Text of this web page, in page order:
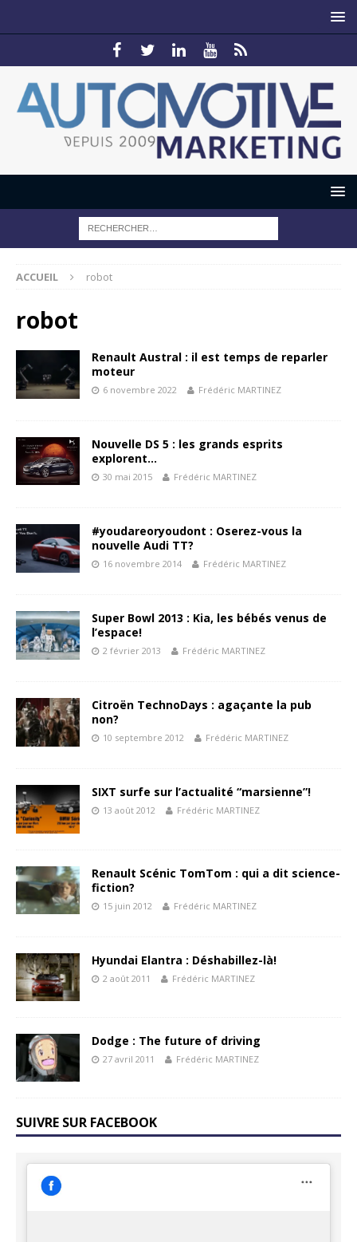
ACCUEIL robot
robot
Renault Austral : il est temps de reparler
moteur
6 novembre 2022 Frédéric MARTINEZ
Nouvelle DS 5 : les grands esprits
explorent…
30 mai 2015 Frédéric MARTINEZ
#youdareoryoudont : Oserez-vous la
nouvelle Audi TT?
16 novembre 2014 Frédéric MARTINEZ
Super Bowl 2013 : Kia, les bébés venus de
l’espace!
2 février 2013 Frédéric MARTINEZ
Citroën TechnoDays : agaçante la pub
non?
10 septembre 2012 Frédéric MARTINEZ
SIXT surfe sur l’actualité “marsienne”!
13 août 2012 Frédéric MARTINEZ
Renault Scénic TomTom : qui a dit science-
fiction?
15 juin 2012 Frédéric MARTINEZ
Hyundai Elantra : Déshabillez-là!
2 août 2011 Frédéric MARTINEZ
Dodge : The future of driving
27 avril 2011 Frédéric MARTINEZ
SUIVRE SUR FACEBOOK